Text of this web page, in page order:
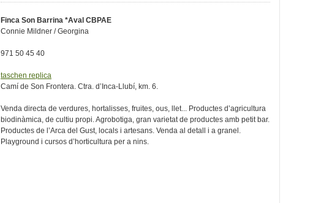
Finca Son Barrina *Aval CBPAE
Connie Mildner / Georgina
971 50 45 40
taschen replica
Camí de Son Frontera. Ctra. d’Inca-Llubí, km. 6.
Venda directa de verdures, hortalisses, fruites, ous, llet... Productes d’agricultura
biodinàmica, de cultiu propi. Agrobotiga, gran varietat de productes amb petit bar.
Productes de l’Arca del Gust, locals i artesans. Venda al detall i a granel.
Playground i cursos d’horticultura per a nins.